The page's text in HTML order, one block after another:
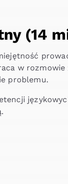
(14
w
problemu.